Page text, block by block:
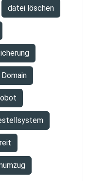
datei löschen
Domain